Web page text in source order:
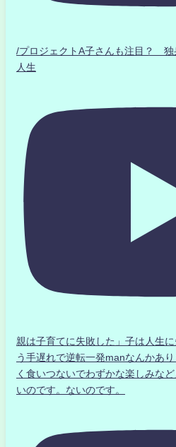
/プロジェクトA子さんも注目？ 独
人生
親は子育てに失敗した」子は人生
う手遅れで逆転一発manなんかあ
く食いつないでわずかな楽しみな
いのです。ないのです。